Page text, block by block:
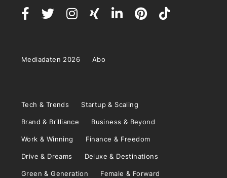
Mediadaten 2026 Abo
Tech & Trends Startup & Scaling
Brand & Brilliance Business & Beyond
Work & Winning Finance & Freedom
Drive & Dreams Deluxe & Destinations
Green & Generation Female & Forward